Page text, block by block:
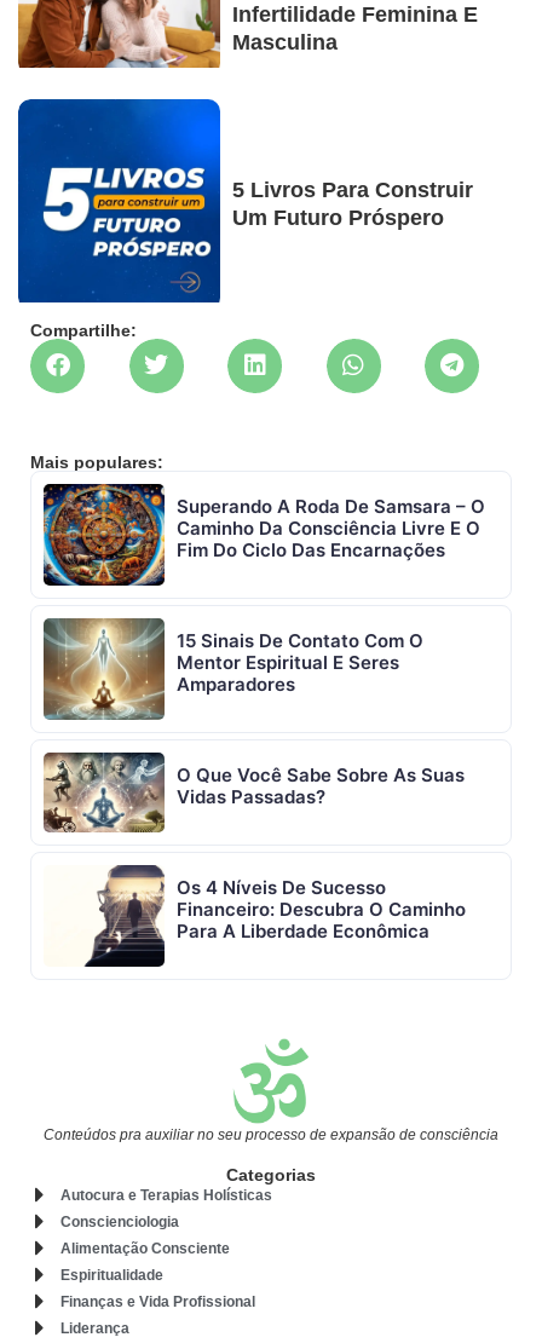
Infertilidade Feminina E
Masculina
5 Livros Para Construir
Um Futuro Próspero
Compartilhe:
Mais populares:
Superando A Roda De Samsara – O
Caminho Da Consciência Livre E O
Fim Do Ciclo Das Encarnações
15 Sinais De Contato Com O
Mentor Espiritual E Seres
Amparadores
O Que Você Sabe Sobre As Suas
Vidas Passadas?
Os 4 Níveis De Sucesso
Financeiro: Descubra O Caminho
Para A Liberdade Econômica
Conteúdos pra auxiliar no seu processo de expansão de consciência
Categorias
Autocura e Terapias Holísticas
Conscienciologia
Alimentação Consciente
Espiritualidade
Finanças e Vida Profissional
Liderança